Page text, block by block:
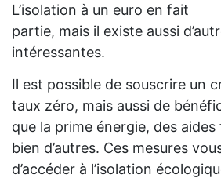
L’isolation à un euro en fait
partie, mais il existe aussi
intéressantes.
Il est possible de souscrire un
taux zéro, mais aussi de
que la prime énergie, des
bien d’autres. Ces mesures
d’accéder à l’isolation